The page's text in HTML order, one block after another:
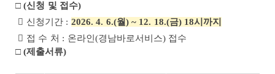
□ (신청 및 접수)
 신청기간 : 2026. 4. 6.(월) ~ 12. 18.(금) 18시까지
 접 수 처 : 온라인(경남바로서비스) 접수
□ (제출서류)